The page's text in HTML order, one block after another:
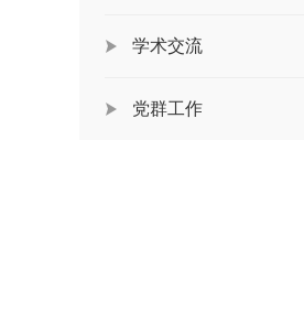
学术交流
党群工作